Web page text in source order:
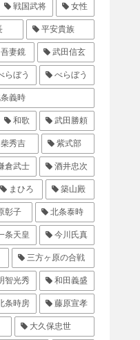
戦国武将 女性
平安貴族
吾妻鏡 武田信玄
らぼう べらぼう
義時
和歌 武田勝頼
秀吉 紫式部
倉武士 酒井忠次
まひろ 築山殿
彰子 北条泰時
条天皇 今川氏真
三方ヶ原の合戦
智光秀 和田義盛
条時房 藤原宣孝
大久保忠世